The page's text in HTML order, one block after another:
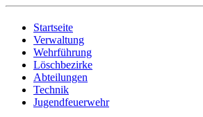
Startseite
Verwaltung
Wehrführung
Löschbezirke
Abteilungen
Technik
Jugendfeuerwehr